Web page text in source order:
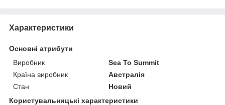
Характеристики
Основні атрибути
Виробник
Sea To Summit
Країна виробник
Австралія
Стан
Новий
Користувальницькі характеристики